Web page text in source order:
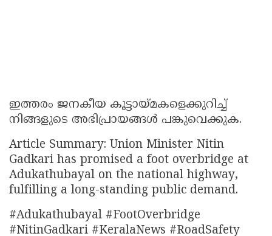
ഇത്തരം ജനകീയ കൂട്ടായ്മകളെക്കുറിച്ച്
നിങ്ങളുടെ അഭിപ്രായങ്ങൾ പങ്കുവെക്കുക.
Article Summary: Union Minister Nitin
Gadkari has promised a foot overbridge at
Adukathubayal on the national highway,
fulfilling a long-standing public demand.
#Adukathubayal #FootOverbridge
#NitinGadkari #KeralaNews #RoadSafety